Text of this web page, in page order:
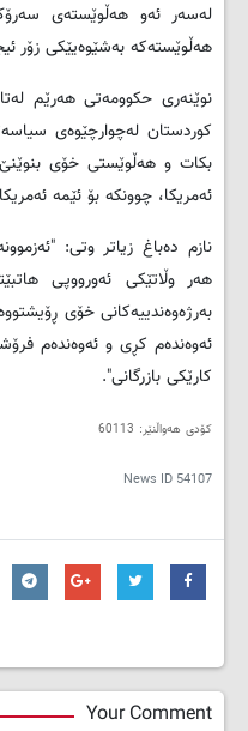
له‌سه‌ر ئه‌و هه‌ڵوێسته‌ی
هه‌ڵوێسته‌كه‌ به‌شێوه‌یێكی زۆر
نوێنەری حكوومەتی هەرێم
كوردستان لەچوارچێوەی
بكات و هەڵوێستی خۆی
ئەمریكا، چوونكە بۆ ئێمە
نازم دەباغ زیاتر وتی:
هەر وڵاتێكی ئەورووپی
بەرژەوەندییەكانی خۆی
ئەوەندەم كڕی و ئەوەندەم
كارێكی بازرگانی".
کۆدی هەواڵنێر: 60113
News ID 54107
Your Comment